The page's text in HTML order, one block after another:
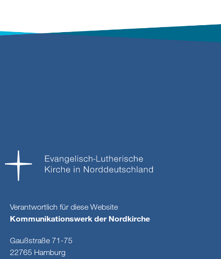
Verantwortlich für diese Website
Kommunikationswerk der Nordkirche
Gaußstraße 71-75
22765 Hamburg